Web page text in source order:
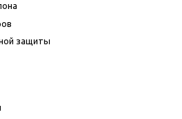
защиты